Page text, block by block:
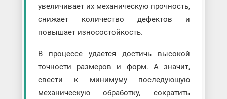
увеличивает их механическую прочность,
снижает количество дефектов и
повышает износостойкость.
В процессе удается достичь высокой
точности размеров и форм. А значит,
свести к минимуму последующую
механическую обработку, сократить